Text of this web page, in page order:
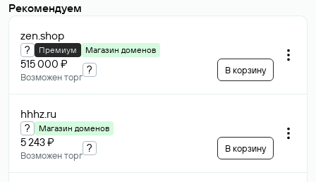
Рекомендуем
zen.shop
? Премиум Магазин доменов
515 000 ₽
Возможен торг
? В корзину
hhhz.ru
? Магазин доменов
5 243 ₽
Возможен торг
? В корзину